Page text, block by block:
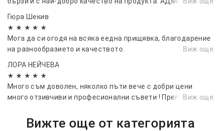
Гюра Шекив
★ ★ ★ ★ ★
Мога да си огодя на всяка еедна прищявка, благодарение
на разнообразието и качеството.
Виж още
ЛОРА НЕЙЧЕВА
★ ★ ★ ★ ★
Много съм доволен, няколко пъти вече с добри цени
много отзивчиви и професионални съвети ! Препоръчвам !
Виж още
Вижте още от категорията